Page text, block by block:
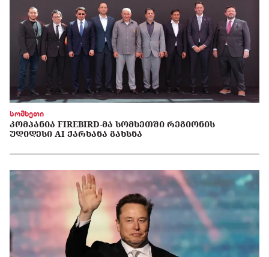
სომხეთი
ᲙᲝᲛᲞᲐᲜᲘᲐ FIREBIRD-ᲛᲐ ᲡᲝᲛᲮᲔᲗᲨᲘ ᲠᲔᲒᲘᲝᲜᲘᲡ
ᲣᲓᲘᲓᲔᲡᲘ AI ᲥᲐᲠᲮᲐᲜᲐ ᲒᲐᲮᲡᲜᲐ